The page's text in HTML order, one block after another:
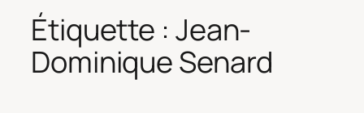
Étiquette : Jean-
Dominique Senard